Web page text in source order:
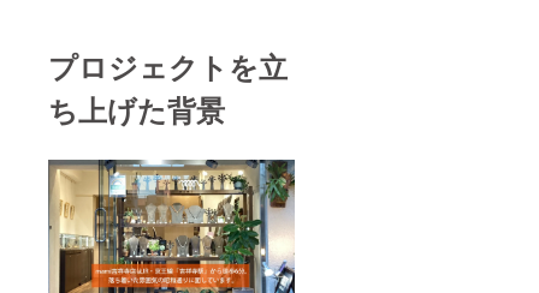
プロジェクトを立
ち上げた背景